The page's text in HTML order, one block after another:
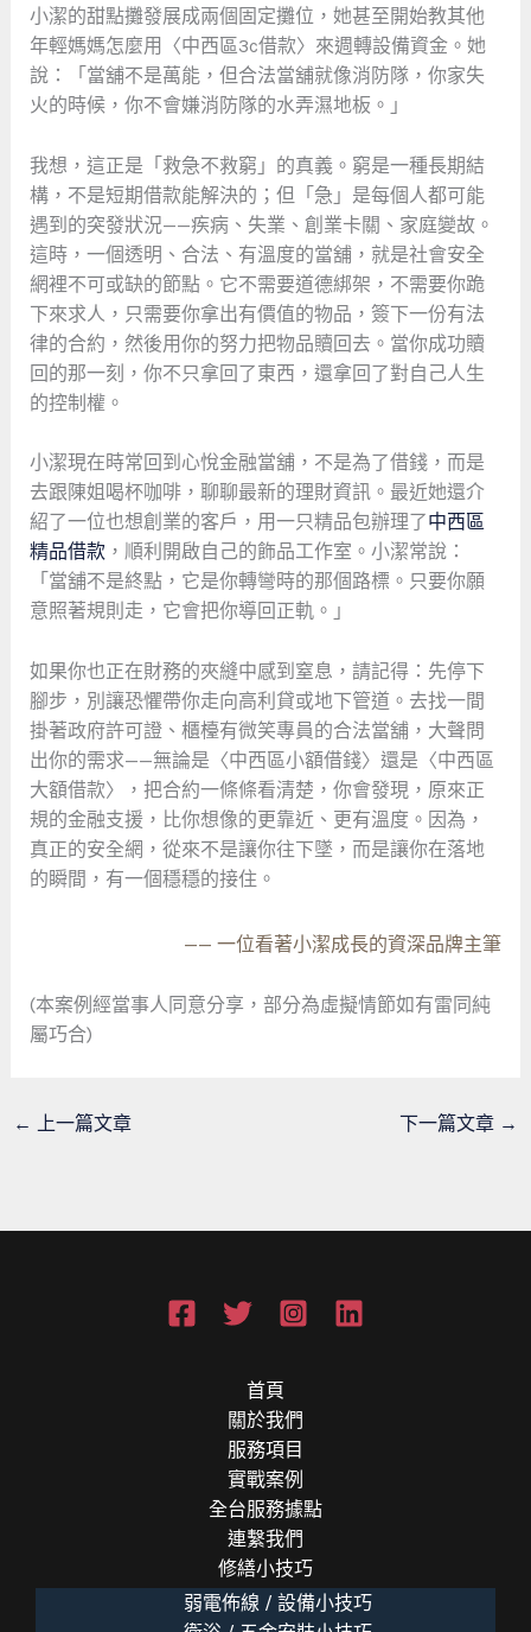
小潔的甜點攤發展成兩個固定攤位，她甚至開始教其他
年輕媽媽怎麼用〈中西區3c借款〉來週轉設備資金。她
說：「當舖不是萬能，但合法當舖就像消防隊，你家失
火的時候，你不會嫌消防隊的水弄濕地板。」
我想，這正是「救急不救窮」的真義。窮是一種長期結
構，不是短期借款能解決的；但「急」是每個人都可能
遇到的突發狀況——疾病、失業、創業卡關、家庭變故。
這時，一個透明、合法、有溫度的當舖，就是社會安全
網裡不可或缺的節點。它不需要道德綁架，不需要你跪
下來求人，只需要你拿出有價值的物品，簽下一份有法
律的合約，然後用你的努力把物品贖回去。當你成功贖
回的那一刻，你不只拿回了東西，還拿回了對自己人生
的控制權。
小潔現在時常回到心悅金融當舖，不是為了借錢，而是
去跟陳姐喝杯咖啡，聊聊最新的理財資訊。最近她還介
紹了一位也想創業的客戶，用一只精品包辦理了中西區
精品借款，順利開啟自己的飾品工作室。小潔常說：
「當舖不是終點，它是你轉彎時的那個路標。只要你願
意照著規則走，它會把你導回正軌。」
如果你也正在財務的夾縫中感到窒息，請記得：先停下
腳步，別讓恐懼帶你走向高利貸或地下管道。去找一間
掛著政府許可證、櫃檯有微笑專員的合法當舖，大聲問
出你的需求——無論是〈中西區小額借錢〉還是〈中西區
大額借款〉，把合約一條條看清楚，你會發現，原來正
規的金融支援，比你想像的更靠近、更有溫度。因為，
真正的安全網，從來不是讓你往下墜，而是讓你在落地
的瞬間，有一個穩穩的接住。
—— 一位看著小潔成長的資深品牌主筆
(本案例經當事人同意分享，部分為虛擬情節如有雷同純
屬巧合)
← 上一篇文章 下一篇文章 →
首頁
關於我們
服務項目
實戰案例
全台服務據點
連繫我們
修繕小技巧
弱電佈線 / 設備小技巧